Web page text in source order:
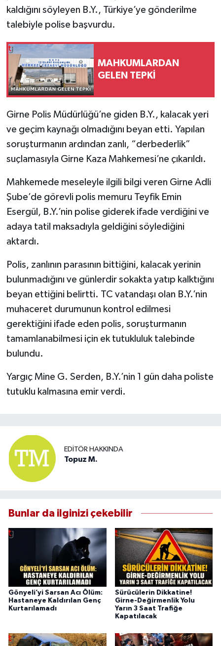
kaldığını söyleyen B.Y., Türkiye’ye gönderilme
talebiyle polise başvurdu.
MAHKUMLARDAN
GELEN TEPKİ
Girne Polis Müdürlüğü’ne giden B.Y., kalacak yeri
ve geçim kaynağı olmadığını beyan etti. Yapılan
soruşturmanın ardından zanlı, “derbederlik”
suçlamasıyla Girne Kaza Mahkemesi’ne çıkarıldı.
Mahkemede meseleyle ilgili bilgi veren Girne Adli
Şube’de görevli polis memuru Teyfik Emin
Esergül, B.Y.’nin polise giderek ifade verdiğini ve
adaya tatil maksadıyla geldiğini söylediğini
aktardı.
Polis, zanlının parasının bittiğini, kalacak yerinin
bulunmadığını ve günlerdir sokakta yatıp kalktığını
beyan ettiğini belirtti. TC vatandaşı olan B.Y.’nin
muhaceret durumunun kontrol edilmesi
gerektiğini ifade eden polis, soruşturmanın
tamamlanabilmesi için ek tutukluluk talebinde
bulundu.
Yargıç Mine G. Serden, B.Y.’nin 1 gün daha poliste
tutuklu kalmasına emir verdi.
EDITÖR HAKKINDA
Topuz M.
Bunlar da ilginizi çekebilir
Gönyeli’yi Sarsan Acı Ölüm:
Hastaneye Kaldırılan Genç
Kurtarılamadı
Sürücülerin Dikkatine!
Girne-Değirmenlik Yolu
Yarın 3 Saat Trafiğe
Kapatılacak